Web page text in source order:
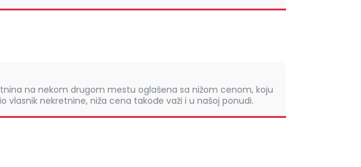
na nekom drugom mestu oglašena sa nižom cenom, koju
vlasnik nekretnine, niža cena takođe važi i u našoj ponudi.